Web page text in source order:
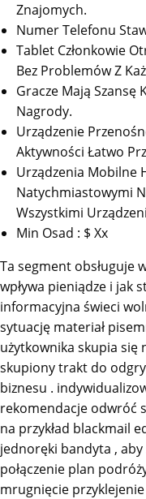
Znajomych.
Numer Telefonu
Tablet Członkowie
Bez Problemów Z
Gracze Mają Szansę
Nagrody.
Urządzenie
Aktywności Łatwo
Urządzenia Mobilne
Natychmiastowymi
Wszystkimi
Min Osad : $ Xx
Ta segment obsługuje
wpływa pieniądze i jak
informacyjna świeci
sytuację materiał
użytkownika skupia się
skupiony trakt do
biznesu .
rekomendacje odwróć
na przykład blackmail
jednoręki bandyta , aby
połączenie plan
mrugnięcie